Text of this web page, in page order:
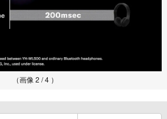
（画像 2 / 4 ）